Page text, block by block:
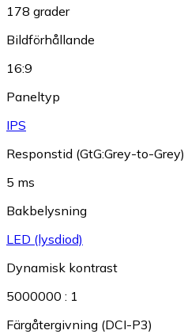
178 grader
Bildförhållande
16:9
Paneltyp
IPS
Responstid (GtG:Grey-to-Grey)
5 ms
Bakbelysning
LED (lysdiod)
Dynamisk kontrast
5000000 : 1
Färgåtergivning (DCI-P3)